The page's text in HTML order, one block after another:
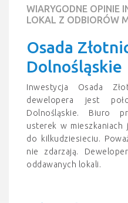
WIARYGODNE OPINIE
LOKAL Z ODBIORÓW
Osada
Dolnośląskie
Inwestycja Osada
dewelopera jest
Dolnośląskie. Biuro
usterek w
do kilkudziesieciu.
nie zdarzają.
oddawanych lokali.